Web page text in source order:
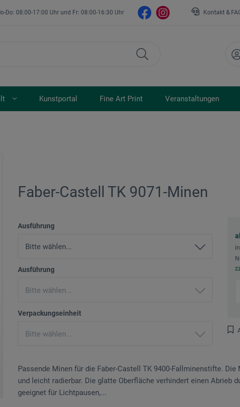
Do: 08:00-17:00 Uhr und Fr: 08:00-16:30 Uhr Kontakt &
Kunstportal Fine Art Print Veranstaltungen
Faber-Castell TK 9071-Minen
Ausführung
Ausführung
Verpackungseinheit
Passende Minen für die Faber-Castell TK 9400-Fallminenstifte.
und leicht radierbar. Die glatte Oberfläche verhindert einen Abrieb
geeignet für Lichtpausen,...